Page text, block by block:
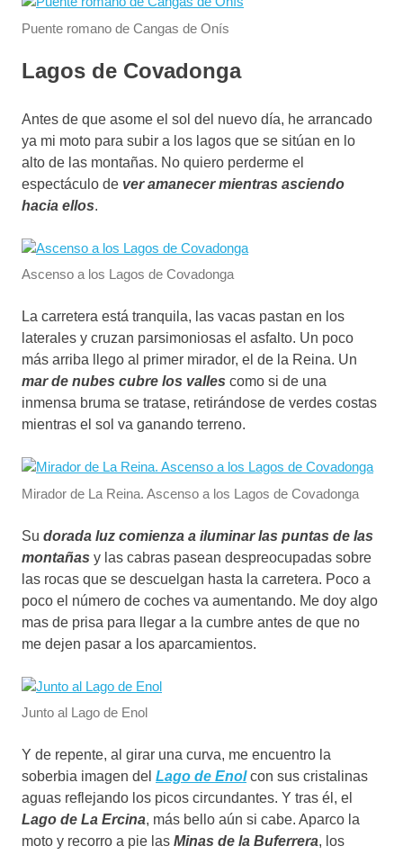
Puente romano de Cangas de Onís
Lagos de Covadonga
Antes de que asome el sol del nuevo día, he arrancado
ya mi moto para subir a los lagos que se sitúan en lo
alto de las montañas. No quiero perderme el
espectáculo de ver amanecer mientras asciendo
hacia ellos.
Ascenso a los Lagos de Covadonga
La carretera está tranquila, las vacas pastan en los
laterales y cruzan parsimoniosas el asfalto. Un poco
más arriba llego al primer mirador, el de la Reina. Un
mar de nubes cubre los valles como si de una
inmensa bruma se tratase, retirándose de verdes costas
mientras el sol va ganando terreno.
Mirador de La Reina. Ascenso a los Lagos de Covadonga
Su dorada luz comienza a iluminar las puntas de las
montañas y las cabras pasean despreocupadas sobre
las rocas que se descuelgan hasta la carretera. Poco a
poco el número de coches va aumentando. Me doy algo
mas de prisa para llegar a la cumbre antes de que no
me dejen pasar a los aparcamientos.
Junto al Lago de Enol
Y de repente, al girar una curva, me encuentro la
soberbia imagen del Lago de Enolcon sus cristalinas
aguas reflejando los picos circundantes. Y tras él, el
Lago de La Ercina, más bello aún si cabe. Aparco la
moto y recorro a pie las Minas de la Buferrera, los